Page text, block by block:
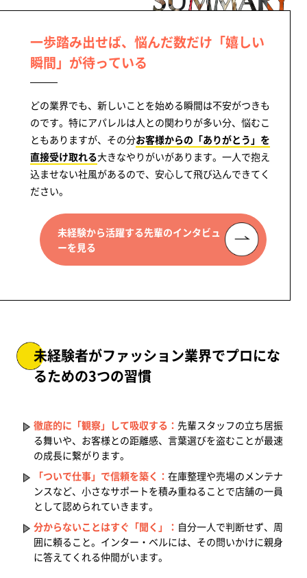
一歩踏み出せば、悩んだ数だけ「嬉しい
瞬間」が待っている
どの業界でも、新しいことを始める瞬間は不安がつきも
のです。特にアパレルは人との関わりが多い分、悩むこ
ともありますが、その分お客様からの「ありがとう」を
直接受け取れる大きなやりがいがあります。一人で抱え
込ませない社風があるので、安心して飛び込んできてく
ださい。
未経験から活躍する先輩のインタビュ
ーを見る
未経験者がファッション業界でプロにな
るための3つの習慣
徹底的に「観察」して吸収する： 先輩スタッフの立ち居振
る舞いや、お客様との距離感、言葉選びを盗むことが最速
の成長に繋がります。
「ついで仕事」で信頼を築く： 在庫整理や売場のメンテナ
ンスなど、小さなサポートを積み重ねることで店舗の一員
として認められていきます。
分からないことはすぐ「聞く」： 自分一人で判断せず、周
囲に頼ること。インター・ベルには、その問いかけに親身
に答えてくれる仲間がいます。